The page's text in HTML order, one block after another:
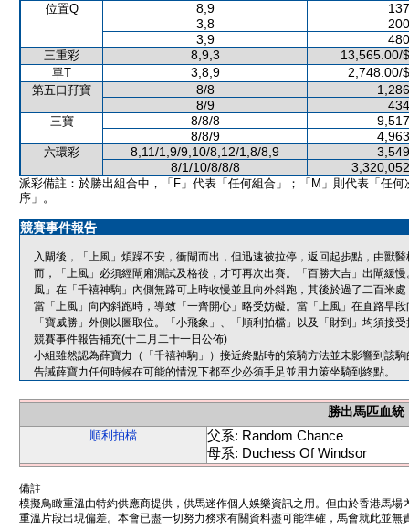
位置Q 8,9
3,8
3,9
三重彩 8,9,3 13,565.00/
單T 3,8,9 2,748.00/
第五口孖寶 8/8
8/9
三寶 8/8/8
8/8/9
六環彩 8,11/1,9/9,10/8,12/1,8/8,9
8/1/10/8/8/8
派彩備註：於勝出組合中，「F」代表「任何組合」；「M」則代表「任何
序」。
競賽事件報告
入閘後，「上風」煩躁不安，衝閘而出，但迅速被拉停，返回起步點，由獸
而，「上風」必須經閘廂測試及格後，才可再次出賽。「百勝大吉」出閘緩
風」在「千禧神駒」內側無路可上時收慢並且向外斜跑，其後於過了二百米
當「上風」向內斜跑時，導致「一齊開心」略受妨礙。當「上風」在直路早
「寶威勝」外側以圖取位。「小飛象」、「順利拍檔」以及「財到」均須接
競賽事件報告補充(十二月二十一日公佈)
小組雖然認為薛寶力（「千禧神駒」）接近終點時的策騎方法並未影響到該
告誡薛寶力任何時候在可能的情況下都至少必須手足並用力策坐騎到終點。
勝出馬匹血統
順利拍檔
父系: Random Chance
母系: Duchess Of Windsor
備註
模擬鳥瞰重溫由特約供應商提供，供馬迷作個人娛樂資訊之用。但由於香港馬
重溫片段出現偏差。本會已盡一切努力務求有關資料盡可能準確，馬會就此並